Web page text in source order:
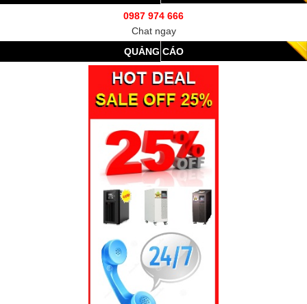
0987 974 666
Chat ngay
QUẢNG CÁO